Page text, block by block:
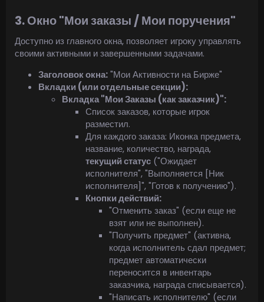
3. Окно "Мои заказы / Мои поручения"
Доступно из главного окна, позволяет игроку управлять
своими активными и завершенными задачами.
Заголовок окна:"Мои Активности на Бирже"
Вкладки (или отдельные секции):
Вкладка "Мои Заказы (как заказчик)":
Список заказов, которые игрок
разместил.
Для каждого заказа: Иконка предмета,
название, количество, награда,
текущий статус ("Ожидает
исполнителя", "Выполняется [Ник
исполнителя]", "Готов к получению").
Кнопки действий:
"Отменить заказ" (если еще не
взят или не выполнен).
"Получить предмет" (активна,
когда исполнитель сдал предмет;
предмет автоматически
переносится в инвентарь
заказчика, награда списывается).
"Написать исполнителю" (если